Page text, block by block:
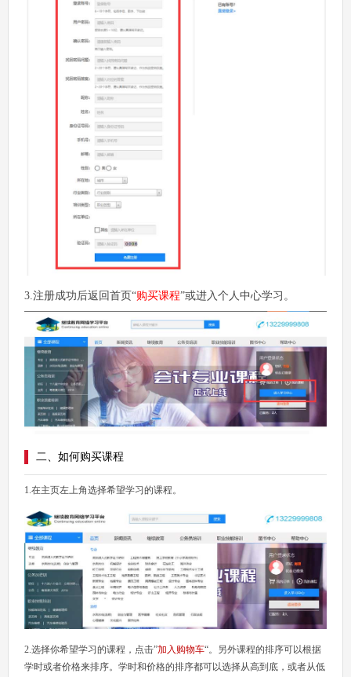
3.注册成功后返回首页“购买课程”或进入个人中心学习。
二、如何购买课程
1.在主页左上角选择希望学习的课程。
2.选择你希望学习的课程，点击”加入购物车“。另外课程的排序可以根据
学时或者价格来排序。学时和价格的排序都可以选择从高到底，或者从低